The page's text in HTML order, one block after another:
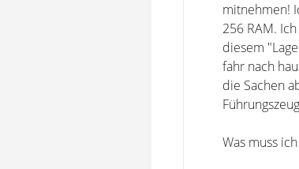
mitnehmen!
256 RAM.
diesem
fahr nach
die Sachen
Was muss